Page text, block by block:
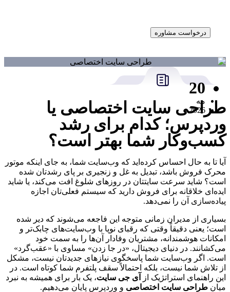
درخواست مشاوره
20
مه
2026
طراحی سایت اختصاصی یا
وردپرس؛ کدام برای رشد
کسب‌وکار شما بهتر است؟
آیا تا به حال احساس کرده‌اید که وب‌سایت شما، به جای اینکه موتور
محرک فروش باشد، تبدیل به غل و زنجیری بر پای رشدتان شده
است؟ شاید سرعت سایتتان در روزهای شلوغ افت می‌کند، یا شاید
ایده‌ای خلاقانه برای فروش دارید که سیستم فعلی‌تان اجازه
پیاده‌سازی آن را نمی‌دهد.
بسیاری از مدیران زمانی متوجه این فاجعه می‌شوند که دیر شده
است؛ یعنی دقیقاً وقتی که رقبای نوپا با وب‌سایت‌های چابک‌تر و
امکانات هوشمندانه، مشتریان وفادار آن‌ها را به سمت خود
می‌کشانند. در دنیای دیجیتال، «در جا زدن» مساوی با «عقب‌گرد»
است. اگر وب‌سایت شما پاسخگوی نیازهای جدیدتان نیست، مشکل
از تلاش شما نیست، بلکه احتمالاً سقف پلتفرم شما کوتاه است. در
این راهنمای استراتژیک از
آی‌ جی سایت، یک بار برای همیشه به نبرد
میان طراحی سایت اختصاصی و وردپرس پایان می‌دهیم.